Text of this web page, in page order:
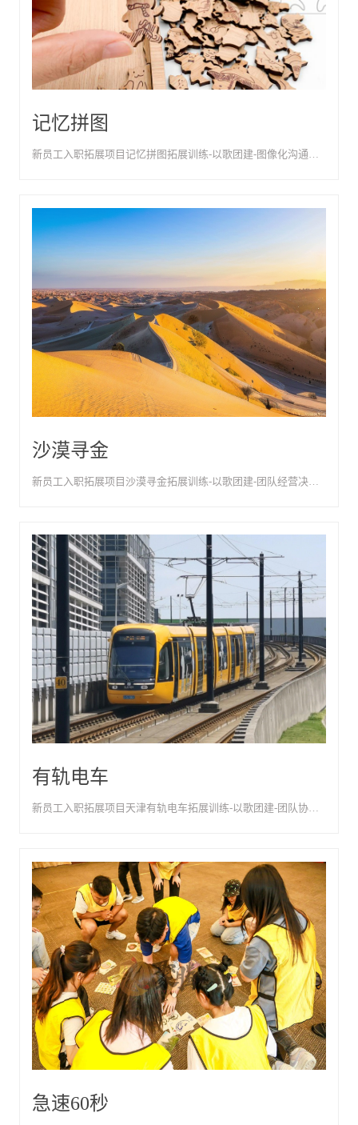
记忆拼图
新员工入职拓展项目记忆拼图拓展训练-以歌团建-图像化沟通与系统思维训练
沙漠寻金
有轨电车
急速60秒